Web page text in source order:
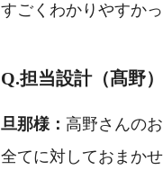
すごくわかりやすかっ
Q.担当設計（髙野
旦那様： 高野さんの
全てに対しておまか